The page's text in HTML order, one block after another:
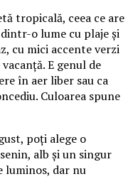
tropicală, ceea ce are
o lume cu plaje și
cu mici accente verzi
E genul de
în aer liber sau ca
Culoarea spune
poți alege o
alb și un singur
luminos, dar nu